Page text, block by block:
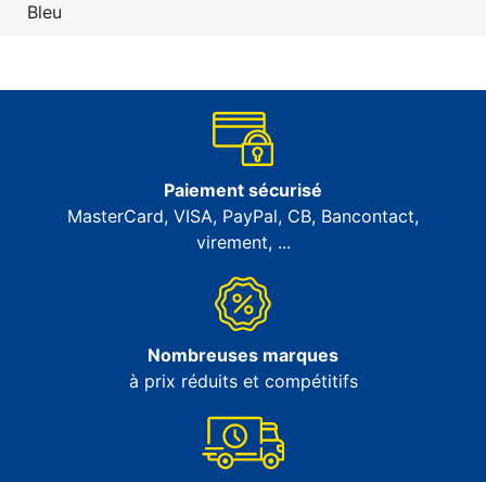
Bleu
Paiement sécurisé
MasterCard, VISA, PayPal, CB, Bancontact,
virement, ...
Nombreuses marques
à prix réduits et compétitifs